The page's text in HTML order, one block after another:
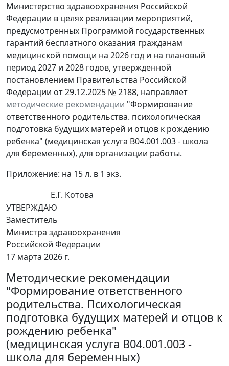
Министерство здравоохранения Российской
Федерации в целях реализации мероприятий,
предусмотренных Программой государственных
гарантий бесплатного оказания гражданам
медицинской помощи на 2026 год и на плановый
период 2027 и 2028 годов, утвержденной
постановлением Правительства Российской
Федерации от 29.12.2025 № 2188, направляет
методические рекомендации "Формирование
ответственного родительства. психологическая
подготовка будущих матерей и отцов к рождению
ребенка" (медицинская услуга В04.001.003 - школа
для беременных), для организации работы.
Приложение: на 15 л. в 1 экз.
Е.Г. Котова
УТВЕРЖДАЮ
Заместитель
Министра здравоохранения
Российской Федерации
17 марта 2026 г.
Методические рекомендации
"Формирование ответственного
родительства. Психологическая
подготовка будущих матерей и отцов к
рождению ребенка"
(медицинская услуга В04.001.003 -
школа для беременных)